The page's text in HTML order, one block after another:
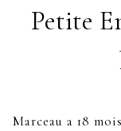
Petite
Marceau a 18